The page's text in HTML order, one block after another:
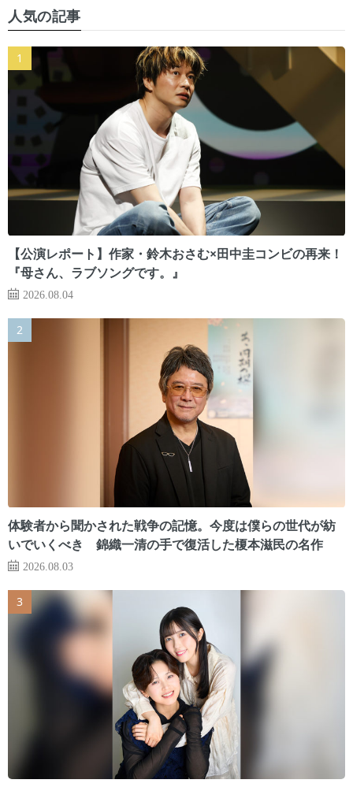
人気の記事
【公演レポート】作家・鈴木おさむ×田中圭コンビの再来！
『母さん、ラブソングです。』
2026.08.04
体験者から聞かされた戦争の記憶。今度は僕らの世代が紡
いでいくべき 錦織一清の手で復活した榎本滋民の名作
2026.08.03